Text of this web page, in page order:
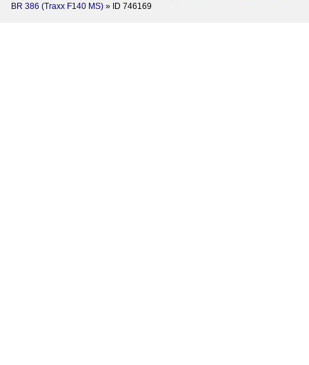
BR 386 (Traxx F140 MS) » ID 746169